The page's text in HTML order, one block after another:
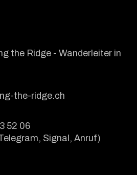
the Ridge - Wanderleiter in
the-ridge.ch
52 06
Signal, Anruf)